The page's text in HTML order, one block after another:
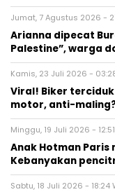
Jumat, 7 Agustus 2026 -
Arianna dipecat
Palestine”, warga
Kamis, 23 Juli 2026 -
Viral! Biker
motor, anti-
Minggu, 19 Juli 2026 -
Anak Hotman Paris
Kebanyakan
Sabtu, 18 Juli 2026 - 18:24